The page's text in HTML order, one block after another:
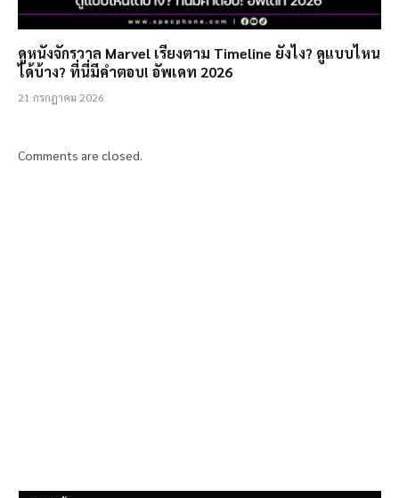
ดูหนังจักรวาล Marvel เรียงตาม Timeline ยังไง? ดูแบบไหน
ได้บ้าง? ที่นี่มีคำตอบ! อัพเดท 2026
21 กรกฎาคม 2026
Comments are closed.